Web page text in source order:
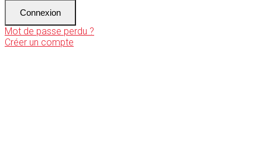
Connexion
Mot de passe perdu ?
Créer un compte